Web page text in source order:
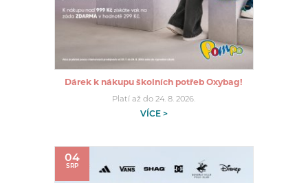
Dárek k nákupu školních potřeb Oxybag!
Platí až do 24. 8. 2026.
VÍCE >
04
SRP